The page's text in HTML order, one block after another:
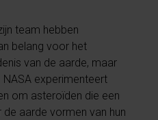
team hebben
belang voor het
van de aarde, maar
experimenteert
om asteroïden die een
aarde vormen van hun